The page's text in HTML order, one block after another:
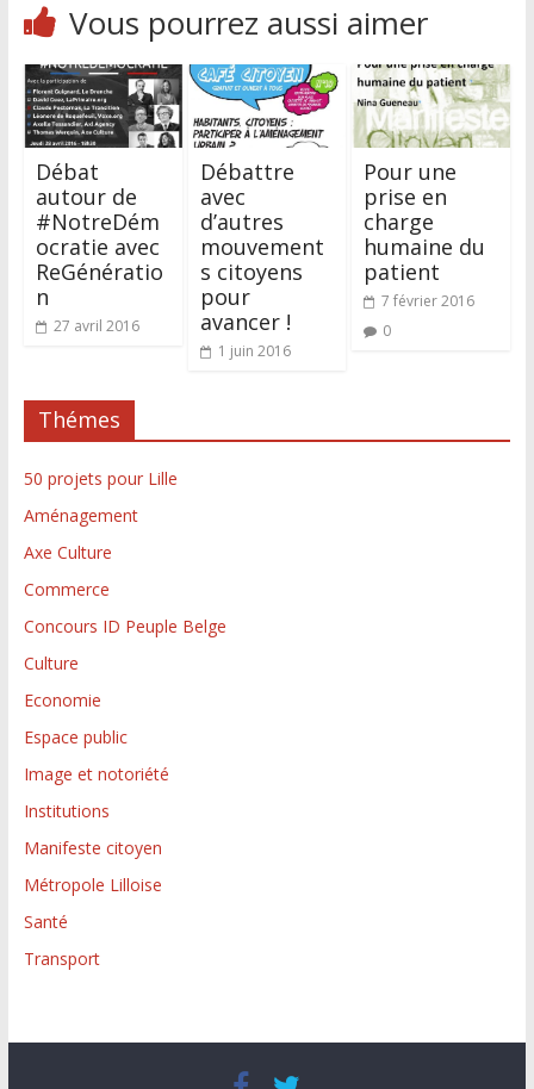
Vous pourrez aussi aimer
Débat
autour de
#NotreDém
ocratie avec
ReGénératio
n
27 avril 2016
Débattre
avec
d’autres
mouvement
s citoyens
pour
avancer !
1 juin 2016
Pour une
prise en
charge
humaine du
patient
7 février 2016
0
Thémes
50 projets pour Lille
Aménagement
Axe Culture
Commerce
Concours ID Peuple Belge
Culture
Economie
Espace public
Image et notoriété
Institutions
Manifeste citoyen
Métropole Lilloise
Santé
Transport